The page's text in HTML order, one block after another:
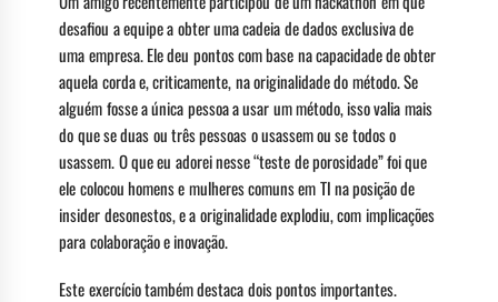
desafiou a equipe a obter uma cadeia de dados exclusiva de
uma empresa. Ele deu pontos com base na capacidade de obter
aquela corda e, criticamente, na originalidade do método. Se
alguém fosse a única pessoa a usar um método, isso valia mais
do que se duas ou três pessoas o usassem ou se todos o
usassem. O que eu adorei nesse “teste de porosidade” foi que
ele colocou homens e mulheres comuns em TI na posição de
insider desonestos, e a originalidade explodiu, com implicações
para colaboração e inovação.
Este exercício também destaca dois pontos importantes.